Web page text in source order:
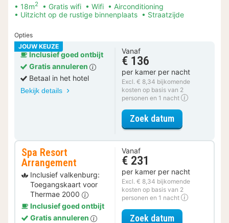
18m2 Gratis wifi Wifi
Airconditioning
Uitzicht op de rustige binnenplaats
Straatzijde
Opties
JOUW KEUZE
Inclusief goed ontbijt
Gratis annuleren
Betaal in het hotel
Bekijk details
Vanaf
€ 136
per kamer per nacht
Excl. € 8,34 bijkomende
kosten op basis van 2
personen en 1 nacht
Zoek datumvoor Comfort
Spa Resort
Arrangement
Inclusief valkenburg:
Toegangskaart voor
Thermae 2000
Inclusief goed ontbijt
Gratis annuleren
Vanaf
€ 231
per kamer per nacht
Excl. € 8,34 bijkomende
kosten op basis van 2
personen en 1 nacht
Zoek datumvoor Spa